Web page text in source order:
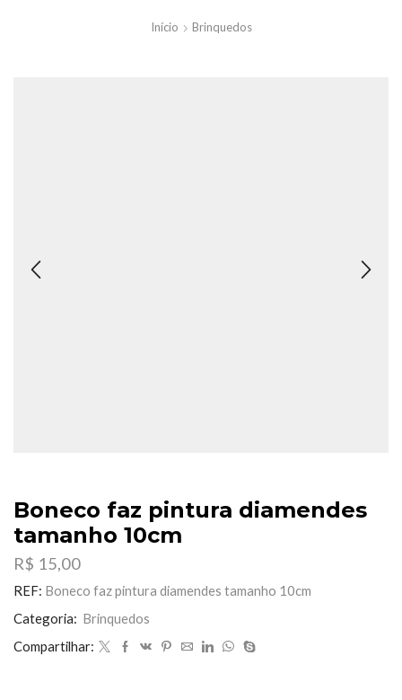
Início Brinquedos
Boneco faz pintura diamendes
tamanho 10cm
R$ 15,00
REF: Boneco faz pintura diamendes tamanho 10cm
Categoria: Brinquedos
Compartilhar: